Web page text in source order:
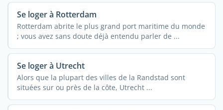
Se loger à Rotterdam
Rotterdam abrite le plus grand port maritime du monde
; vous avez sans doute déjà entendu parler de ...
Se loger à Utrecht
Alors que la plupart des villes de la Randstad sont
situées sur ou près de la côte, Utrecht ...